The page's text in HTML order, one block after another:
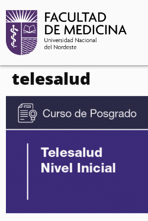
contenido
telesalud